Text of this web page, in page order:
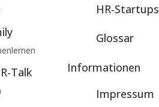
Talk
HR-Startups
Glossar
Informationen
Impressum